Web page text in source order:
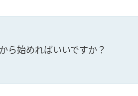
ら始めればいいですか？